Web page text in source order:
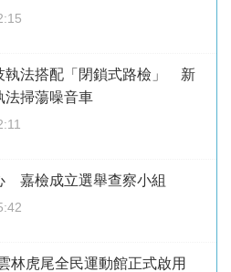
執法搭配「閉鎖式路檢」 新
法掃蕩噪音車
嘉檢成立選舉查察小組
虎尾全民運動館正式啟用